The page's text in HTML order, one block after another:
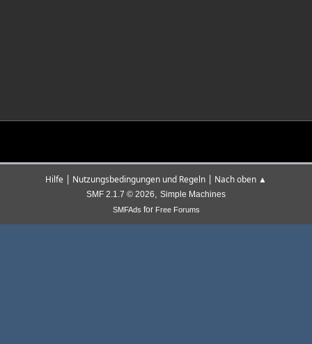
Hilfe | Nutzungsbedingungen und Regeln | Nach oben ▲
SMF 2.1.7 © 2026, Simple Machines
SMFAds for Free Forums